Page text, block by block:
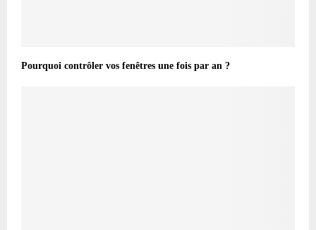
Pourquoi contrôler vos fenêtres une fois par an ?